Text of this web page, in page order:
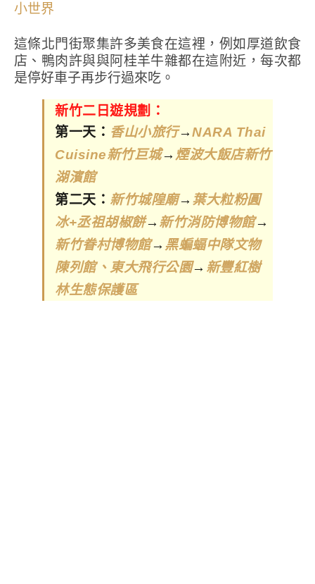
這條北門街聚集許多美食在這裡，例如厚道飲食
店、鴨肉許與與阿桂羊牛雜都在這附近，每次都
是停好車子再步行過來吃。
新竹二日遊規劃：
第一天： 香山小旅行→NARA Thai
Cuisine新竹巨城→ 煙波大飯店新竹
湖濱館
第二天： 新竹城隍廟→ 葉大粒粉圓
冰+丞祖胡椒餅→ 新竹消防博物館→
新竹眷村博物館→ 黑蝙蝠中隊文物
陳列館、東大飛行公園→ 新豐紅樹
林生態保護區